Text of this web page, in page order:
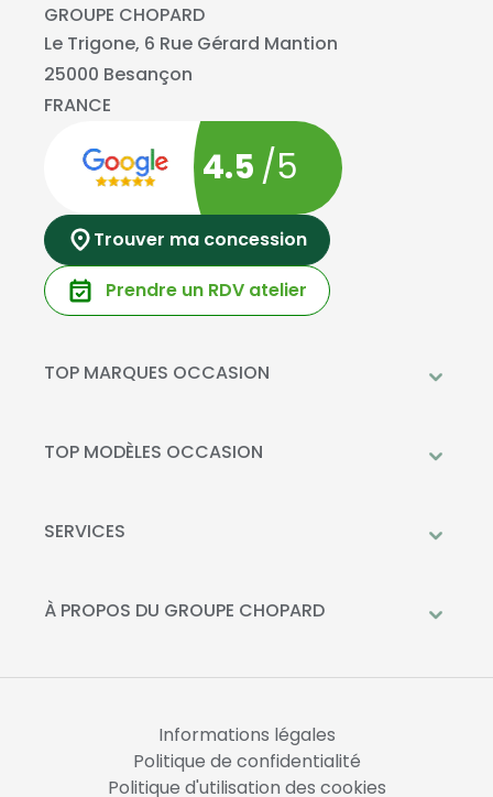
GROUPE CHOPARD
Le Trigone, 6 Rue Gérard Mantion
25000 Besançon
FRANCE
4.5 /5
Trouver ma concession
Prendre un RDV atelier
TOP MARQUES OCCASION
Mercedes-Benz
Kia
TOP MODÈLES OCCASION
Peugeot 208
SERVICES
Livraison à domicile
La Recharge Chopard
À PROPOS DU GROUPE CHOPARD
Nos concessions
Nous rejoindre
Informations légales
Politique de confidentialité
Politique d'utilisation des cookies